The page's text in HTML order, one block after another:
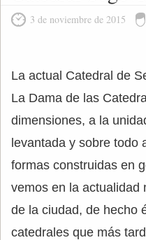
3 de noviembre de 2015
La actual Catedral de
La Dama de las
dimensiones, a la
levantada y sobre todo
formas construidas en
vemos en la actualidad
de la ciudad, de hecho
catedrales que más